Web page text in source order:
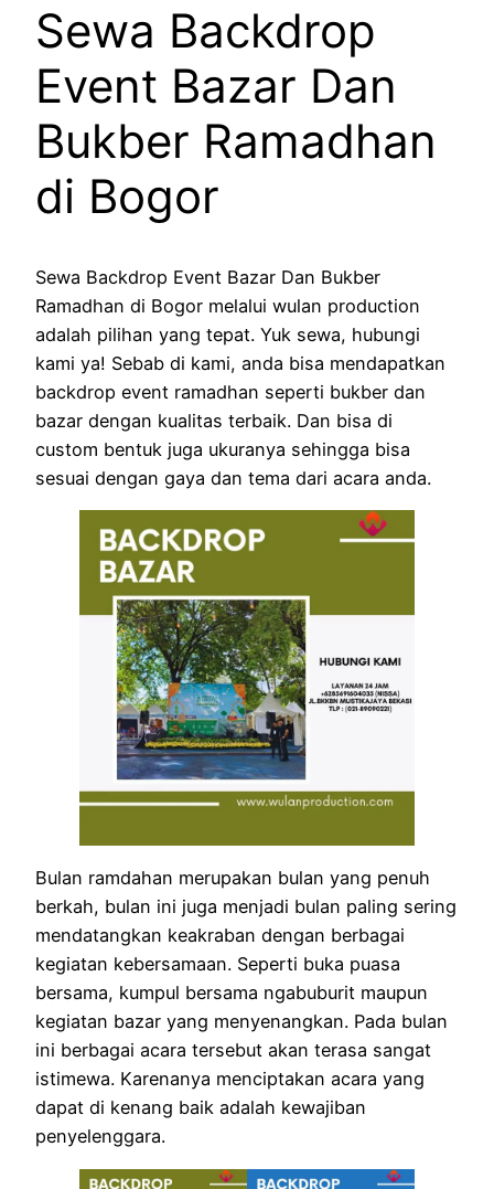
Sewa Backdrop
Event Bazar Dan
Bukber Ramadhan
di Bogor
Sewa Backdrop Event Bazar Dan Bukber
Ramadhan di Bogor melalui wulan production
adalah pilihan yang tepat. Yuk sewa, hubungi
kami ya! Sebab di kami, anda bisa mendapatkan
backdrop event ramadhan seperti bukber dan
bazar dengan kualitas terbaik. Dan bisa di
custom bentuk juga ukuranya sehingga bisa
sesuai dengan gaya dan tema dari acara anda.
Bulan ramdahan merupakan bulan yang penuh
berkah, bulan ini juga menjadi bulan paling sering
mendatangkan keakraban dengan berbagai
kegiatan kebersamaan. Seperti buka puasa
bersama, kumpul bersama ngabuburit maupun
kegiatan bazar yang menyenangkan. Pada bulan
ini berbagai acara tersebut akan terasa sangat
istimewa. Karenanya menciptakan acara yang
dapat di kenang baik adalah kewajiban
penyelenggara.